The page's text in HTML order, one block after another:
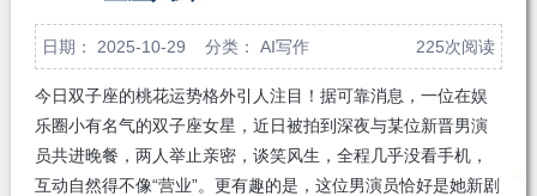
日期： 2025-10-29 分类： AI写作 225次阅读
今日双子座的桃花运势格外引人注目！据可靠消息，一位在娱
乐圈小有名气的双子座女星，近日被拍到深夜与某位新晋男演
员共进晚餐，两人举止亲密，谈笑风生，全程几乎没看手机，
互动自然得不像“营业”。更有趣的是，这位男演员恰好是她新剧